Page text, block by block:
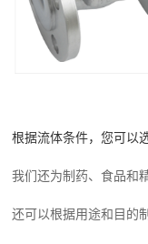
根据流体条件，您可以
我们还为制药、食品和
还可以根据用途和目的